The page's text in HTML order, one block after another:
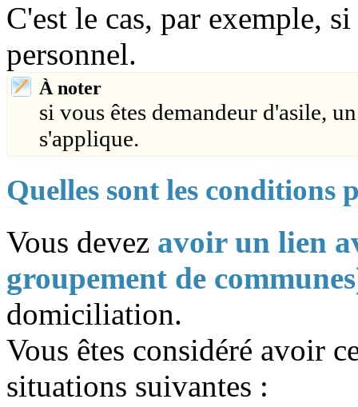
C'est le cas, par exemple,
personnel.
À noter
si vous êtes demandeur d'asile,
s'applique.
Quelles sont les conditions
Vous devez avoir un lien
groupement de
domiciliation.
Vous êtes considéré avoir
situations suivantes :